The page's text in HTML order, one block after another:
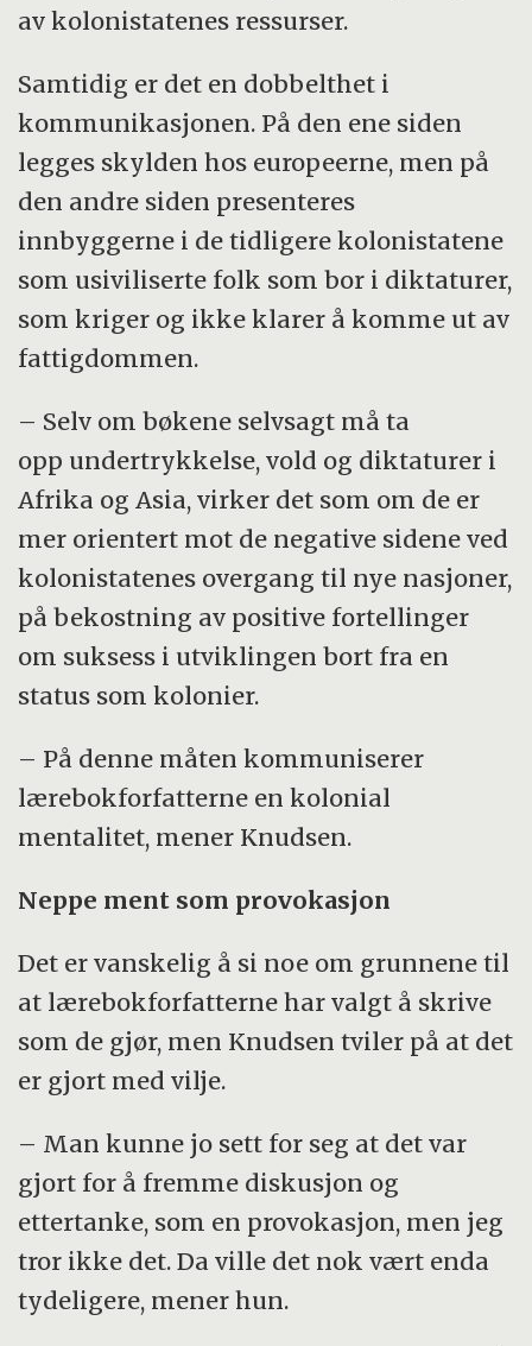
av kolonistatenes ressurser.
Samtidig er det en dobbelthet i
kommunikasjonen. På den ene siden
legges skylden hos europeerne, men på
den andre siden presenteres
innbyggerne i de tidligere kolonistatene
som usiviliserte folk som bor i diktaturer,
som kriger og ikke klarer å komme ut av
fattigdommen.
– Selv om bøkene selvsagt må ta
opp undertrykkelse, vold og diktaturer i
Afrika og Asia, virker det som om de er
mer orientert mot de negative sidene ved
kolonistatenes overgang til nye nasjoner,
på bekostning av positive fortellinger
om suksess i utviklingen bort fra en
status som kolonier.
– På denne måten kommuniserer
lærebokforfatterne en kolonial
mentalitet, mener Knudsen.
Neppe ment som provokasjon
Det er vanskelig å si noe om grunnene til
at lærebokforfatterne har valgt å skrive
som de gjør, men Knudsen tviler på at det
er gjort med vilje.
– Man kunne jo sett for seg at det var
gjort for å fremme diskusjon og
ettertanke, som en provokasjon, men jeg
tror ikke det. Da ville det nok vært enda
tydeligere, mener hun.